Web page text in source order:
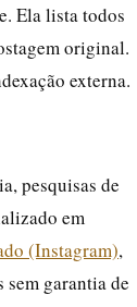
Ela lista todos
original.
externa.
pesquisas de
em
(Instagram),
garantia de